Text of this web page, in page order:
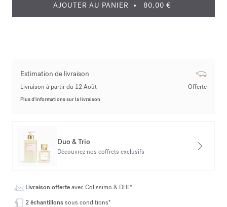
AJOUTER AU PANIER 80,00 €
Estimation de livraison
Livraison à partir du 12 Août Offerte
Plus d’informations sur la livraison
Duo & Trio
Découvrez nos coffrets exclusifs
Livraison offerteavec Colissimo & DHL*
2 échantillonssous conditions*